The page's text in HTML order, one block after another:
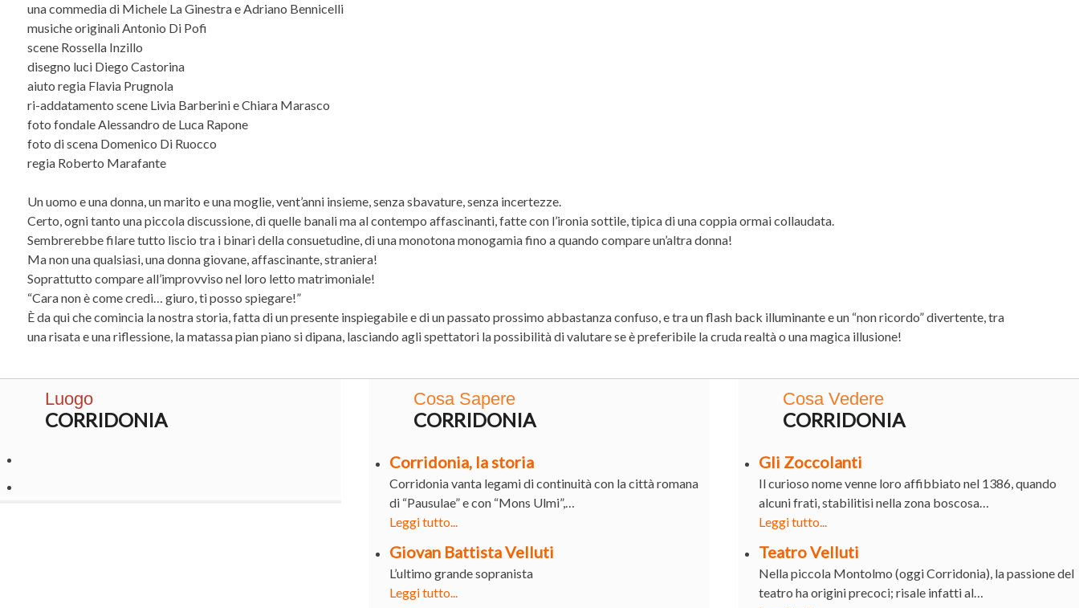
una commedia di Michele La Ginestra e Adriano Bennicelli
musiche originali Antonio Di Pofi
scene Rossella Inzillo
disegno luci Diego Castorina
aiuto regia Flavia Prugnola
ri-addatamento scene Livia Barberini e Chiara Marasco
foto fondale Alessandro de Luca Rapone
foto di scena Domenico Di Ruocco
regia Roberto Marafante
Un uomo e una donna, un marito e una moglie, vent’anni insieme, senza sbavature, senza incertezze.
Certo, ogni tanto una piccola discussione, di quelle banali ma al contempo affascinanti, fatte con l’ironia sottile, tipica di una coppia ormai collaudata.
Sembrerebbe filare tutto liscio tra i binari della consuetudine, di una monotona monogamia fino a quando compare un’altra donna!
Ma non una qualsiasi, una donna giovane, affascinante, straniera!
Soprattutto compare all’improvviso nel loro letto matrimoniale!
“Cara non è come credi… giuro, ti posso spiegare!”
È da qui che comincia la nostra storia, fatta di un presente inspiegabile e di un passato prossimo abbastanza confuso, e tra un flash back illuminante e un “non ricordo” divertente, tra
una risata e una riflessione, la matassa pian piano si dipana, lasciando agli spettatori la possibilità di valutare se è preferibile la cruda realtà o una magica illusione!
Luogo
CORRIDONIA
Cosa Sapere
CORRIDONIA
Corridonia, la storia
Corridonia vanta legami di continuità con la città romana
di “Pausulae” e con “Mons Ulmi”,…
Leggi tutto...
Giovan Battista Velluti
L’ultimo grande sopranista
Leggi tutto...
Cosa Vedere
CORRIDONIA
Gli Zoccolanti
Il curioso nome venne loro affibbiato nel 1386, quando
alcuni frati, stabilitisi nella zona boscosa…
Leggi tutto...
Teatro Velluti
Nella piccola Montolmo (oggi Corridonia), la passione del
teatro ha origini precoci; risale infatti al…